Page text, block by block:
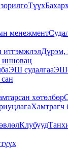
Түүх
менежмент
итгэмжлэлДүрэм,
ЭШ судалгааЭШ-
хөтөлбөр
Хамтрагч
Клубууд